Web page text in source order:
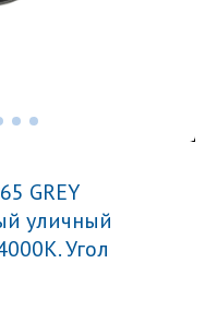
уличный
Угол